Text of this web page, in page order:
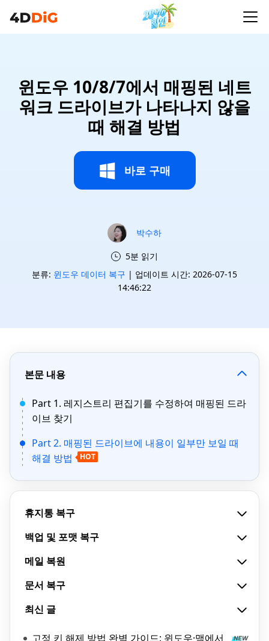
윈도우 10/8/7에서 매핑된 네트
워크 드라이브가 나타나지 않을
때 해결 방법
바로 구매
박수하
5분 읽기
분류: 윈도우 데이터 복구 | 업데이트 시간: 2026-07-15
14:46:22
본문 내용
Part 1. 레지스트리 편집기를 수정하여 매핑된 드라
이브 찾기
Part 2. 매핑된 드라이브에 내용이 일부만 보일 때
해결 방법
HOT
휴지통 복구
백업 및 포맷 복구
메일 복원
문서 복구
최신 글
고정 키 해제 방법 완벽 가이드: 윈도우·맥에서